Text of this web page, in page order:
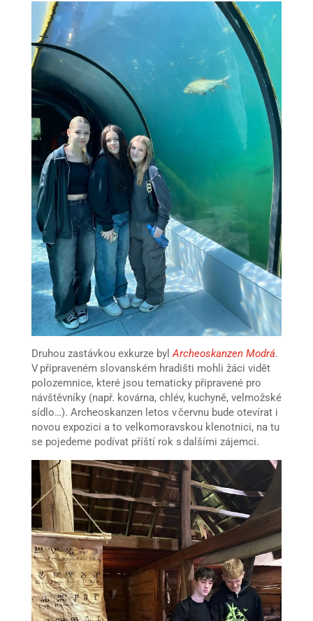
Druhou zastávkou exkurze byl Archeoskanzen Modrá.
V připraveném slovanském hradišti mohli žáci vidět
polozemnice, které jsou tematicky připravené pro
návštěvníky (např. kovárna, chlév, kuchyně, velmožské
sídlo…). Archeoskanzen letos v červnu bude otevírat i
novou expozici a to velkomoravskou klenotnici, na tu
se pojedeme podívat příští rok s dalšími zájemci.